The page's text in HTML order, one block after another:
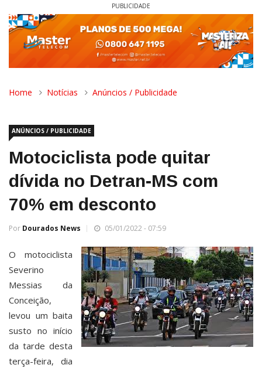
PUBLICIDADE
Home Notícias Anúncios / Publicidade
ANÚNCIOS / PUBLICIDADE
Motociclista pode quitar
dívida no Detran-MS com
70% em desconto
Por Dourados News 05/01/2022 - 07:59
O motociclista
Severino
Messias da
Conceição,
levou um baita
susto no início
da tarde desta
terça-feira, dia